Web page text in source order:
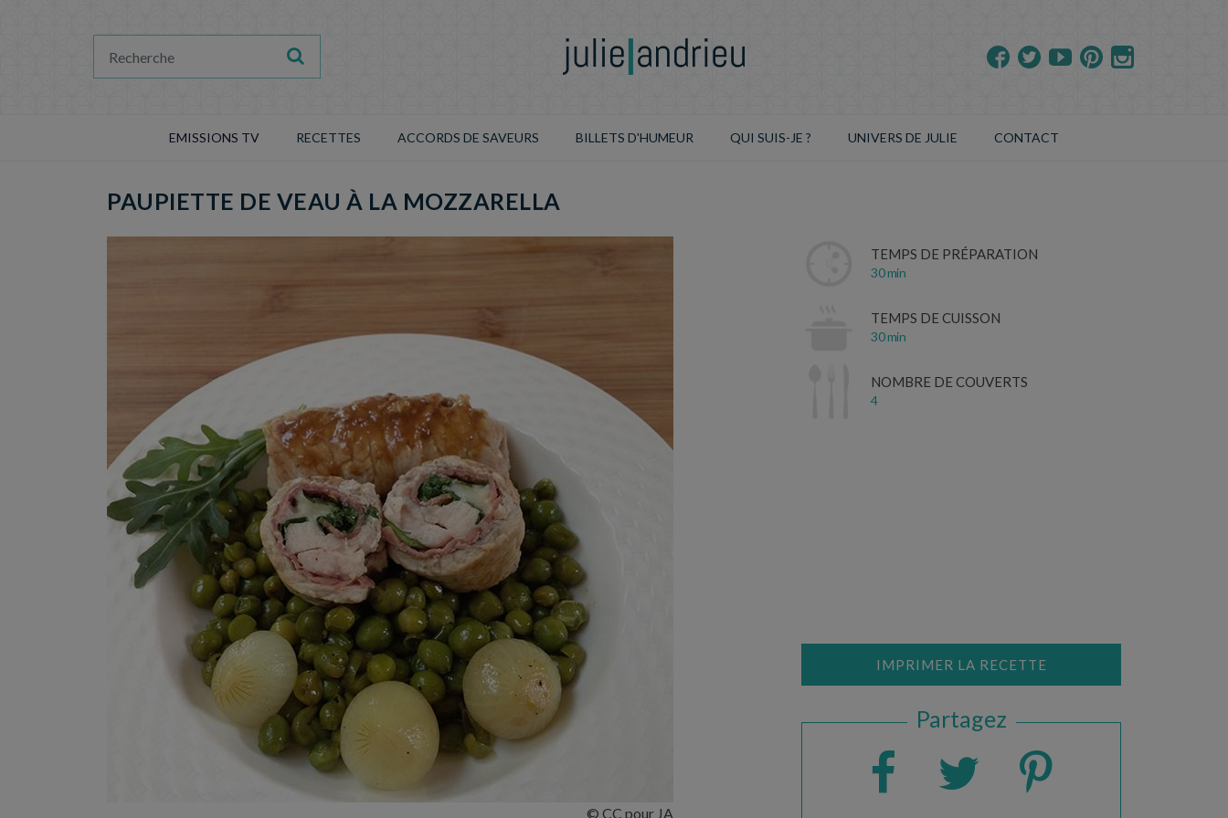
EMISSIONS TV RECETTES ACCORDS DE SAVEURS BILLETS D'HUMEUR QUI SUIS-JE ? UNIVERS DE JULIE CONTACT
PAUPIETTE DE VEAU À LA MOZZARELLA
© CC pour JA
TEMPS DE PRÉPARATION
30 min
TEMPS DE CUISSON
30 min
NOMBRE DE COUVERTS
4
IMPRIMER LA RECETTE
Partagez